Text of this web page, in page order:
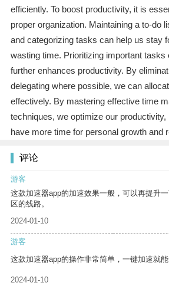
efficiently. To boost productivity, it is
proper organization. Maintaining a to-do
and categorizing tasks can help us stay
wasting time. Prioritizing important
further enhances productivity. By
delegating where possible, we can
effectively. By mastering effective time
techniques, we optimize our
have more time for personal growth and
评论
游客
这款加速器app的加速效果一般，可以再提升
区的线路。
2024-01-10
游客
这款加速器app的操作非常简单，一键加速就能
2024-01-10